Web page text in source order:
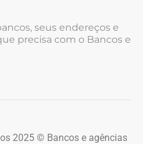
seus endereços e
precisa com o Bancos e
2025 © Bancos e agências